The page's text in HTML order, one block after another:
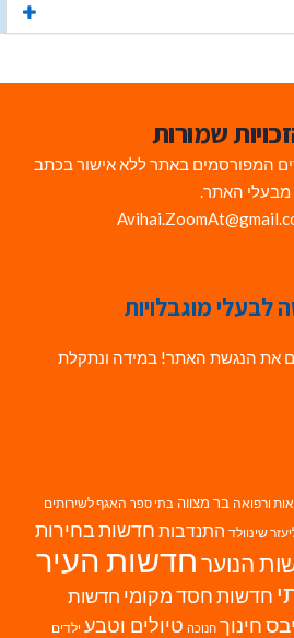
שמורות
המפורסמים באתר ללא אישור בכתב
מבעלי האתר.
מוגבלויות
את הנגשת האתר! במידה ונתקלת
ורפואה בר מצווה בתי ספר האגף לשירותים
שינוולד התנדבות חדשות בחירות
הנוערחדשות העיר
חדשות חסד מקומי חדשות
חינוך חנוכה טיולים וטבע ילדים